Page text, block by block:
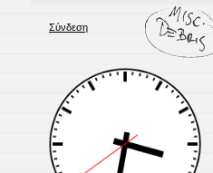
Σύνδεση